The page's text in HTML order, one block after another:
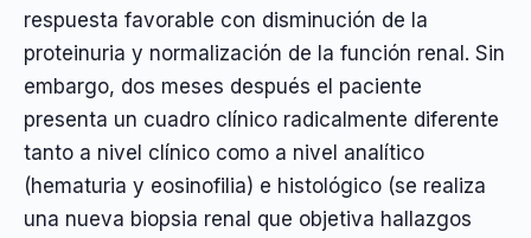
respuesta favorable con disminución de la
proteinuria y normalización de la función renal. Sin
embargo, dos meses después el paciente
presenta un cuadro clínico radicalmente diferente
tanto a nivel clínico como a nivel analítico
(hematuria y eosinofilia) e histológico (se realiza
una nueva biopsia renal que objetiva hallazgos